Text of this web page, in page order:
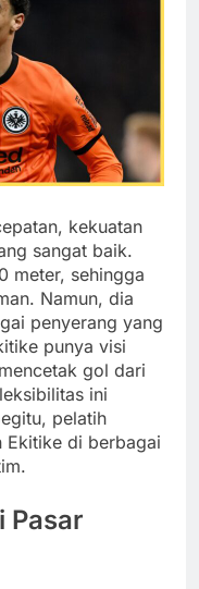
kekuatan
sangat baik.
meter, sehingga
Namun, dia
penyerang yang
punya visi
gol dari
ini
pelatih
Ekitike di berbagai
Pasar